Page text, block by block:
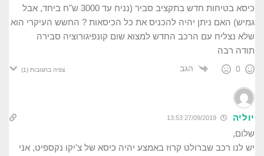
כיסא בטיחות חדש בתקציב סביר (נניח עד 3000 ש"ח ביחד, אבל
גמיש) האם ניתן יהיה להכניס את כל הכיסאות ? החשש העיקרי הוא
שלא נצליח עם הרכב החדש למצוא שום קונפיגורוציה סבירה
תודה רבה
0 הגב צפיה בתגובות (1)
יוליה 27/09/2019 13:53
שלום,
יש לנו רכב שברולט קרוז באמצע יהיה כיסא של צ'יקו נקספיט, אני